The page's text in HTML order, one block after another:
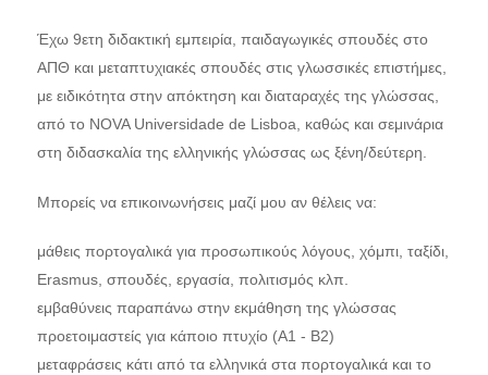
Έχω 9ετη διδακτική εμπειρία, παιδαγωγικές σπουδές στο
ΑΠΘ και μεταπτυχιακές σπουδές στις γλωσσικές επιστήμες,
με ειδικότητα στην απόκτηση και διαταραχές της γλώσσας,
από το NOVA Universidade de Lisboa, καθώς και σεμινάρια
στη διδασκαλία της ελληνικής γλώσσας ως ξένη/δεύτερη.
Μπορείς να επικοινωνήσεις μαζί μου αν θέλεις να:
μάθεις πορτογαλικά για προσωπικούς λόγους, χόμπι, ταξίδι,
Erasmus, σπουδές, εργασία, πολιτισμός κλπ.
εμβαθύνεις παραπάνω στην εκμάθηση της γλώσσας
προετοιμαστείς για κάποιο πτυχίο (A1 - B2)
μεταφράσεις κάτι από τα ελληνικά στα πορτογαλικά και το